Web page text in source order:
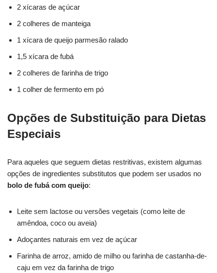
2 xícaras de açúcar
2 colheres de manteiga
1 xícara de queijo parmesão ralado
1,5 xícara de fubá
2 colheres de farinha de trigo
1 colher de fermento em pó
Opções de Substituição para Dietas
Especiais
Para aqueles que seguem dietas restritivas, existem algumas
opções de ingredientes substitutos que podem ser usados no
bolo de fubá com queijo:
Leite sem lactose ou versões vegetais (como leite de
amêndoa, coco ou aveia)
Adoçantes naturais em vez de açúcar
Farinha de arroz, amido de milho ou farinha de castanha-de-
caju em vez da farinha de trigo